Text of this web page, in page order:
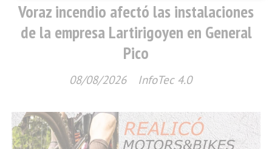
Voraz incendio afectó las instalaciones
de la empresa Lartirigoyen en General
Pico
InfoTec 4.0
08/08/2026